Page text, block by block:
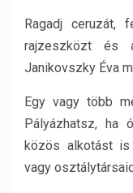
Ragadj ceruzát,
rajzeszközt és
Janikovszky Éva
Egy vagy több
Pályázhatsz, ha
közös alkotást
vagy